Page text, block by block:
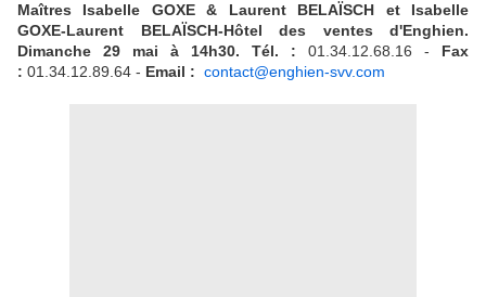
Maîtres Isabelle GOXE & Laurent BELAÏSCH et Isabelle
GOXE-Laurent BELAÏSCH-Hôtel des ventes d'Enghien.
Dimanche 29 mai à 14h30. Tél. : 01.34.12.68.16 - Fax
: 01.34.12.89.64 - Email : contact@enghien-svv.com